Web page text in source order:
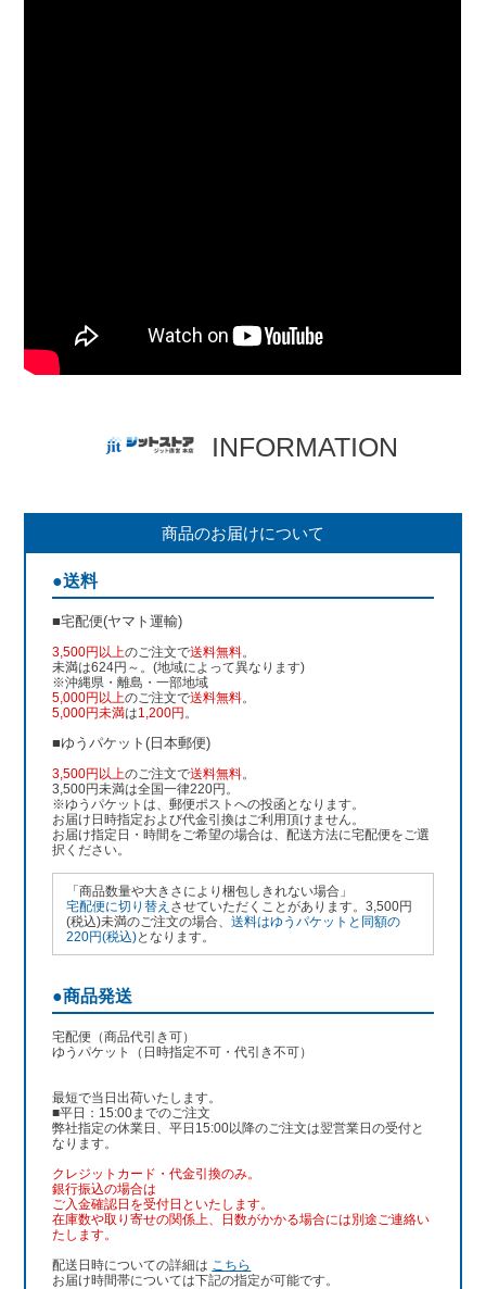
INFORMATION
商品のお届けについて
●送料
■宅配便(ヤマト運輸)
3,500円以上のご注文で送料無料。
未満は624円～。(地域によって異なります)
※沖縄県・離島・一部地域
5,000円以上のご注文で送料無料。
5,000円未満は1,200円 。
■ゆうパケット(日本郵便)
3,500円以上のご注文で送料無料。
3,500円未満は全国一律220円。
※ゆうパケットは、郵便ポストへの投函となります。
お届け日時指定および代金引換はご利用頂けません。
お届け指定日・時間をご希望の場合は、配送方法に宅配便をご選
択ください。
「商品数量や大きさにより梱包しきれない場合」
宅配便に切り替え させていただくことがあります。3,500円
(税込)未満のご注文の場合、送料はゆうパケットと同額の
220円(税込)となります。
●商品発送
宅配便（商品代引き可）
ゆうパケット（日時指定不可・代引き不可）
最短で当日出荷いたします。
■平日：15:00までのご注文
弊社指定の休業日、平日15:00以降のご注文は翌営業日の受付と
なります。
クレジットカード・代金引換のみ。
銀行振込の場合は
ご入金確認日を受付日といたします。
在庫数や取り寄せの関係上、日数がかかる場合には別途ご連絡い
たします。
配送日時についての詳細は こちら
お届け時間帯については下記の指定が可能です。